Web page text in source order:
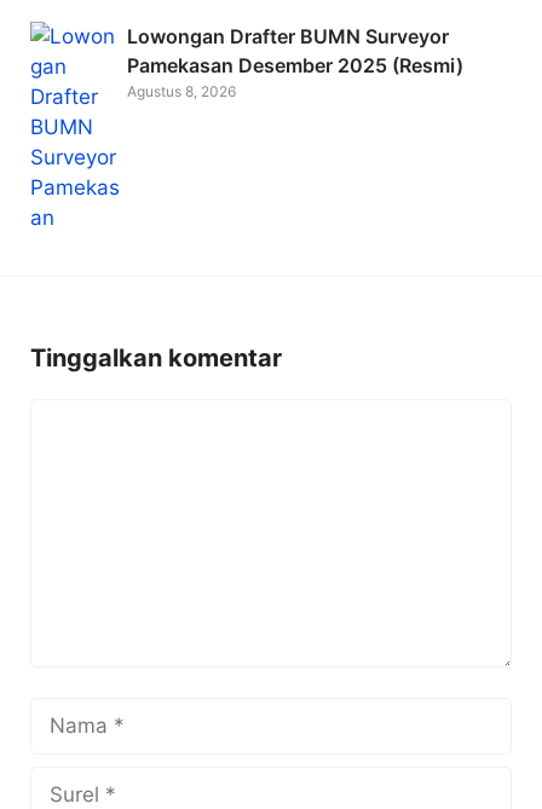
Lowongan Drafter BUMN Surveyor
Pamekasan Desember 2025 (Resmi)
Agustus 8, 2026
Tinggalkan komentar